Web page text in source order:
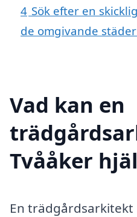
4 Sök efter en
de omgivande
Vad kan en
Tvååker
En trädgårdsarkitekt